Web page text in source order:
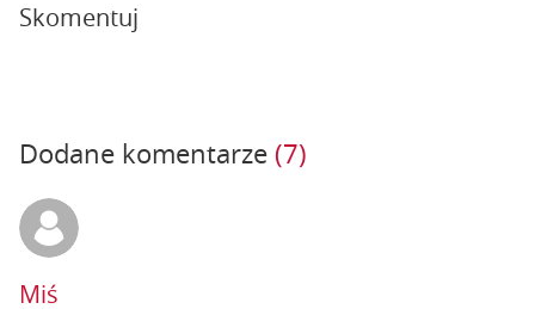
Skomentuj
Dodane komentarze (7)
Miś